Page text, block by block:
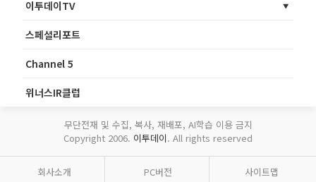
이투데이TV
스페셜리포트
Channel 5
위너스IR클럽
무단전재 및 수집, 복사, 재배포, AI학습 이용 금지
Copyright 2006. 이투데이. All rights reserved
회사소개 PC버전 사이트맵